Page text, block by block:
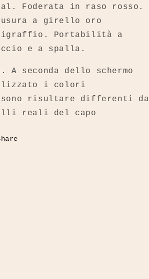
Foderata in raso rosso.
a girello oro
Portabilità a
e a spalla.
A seconda dello schermo
i colori
risultare differenti da
reali del capo